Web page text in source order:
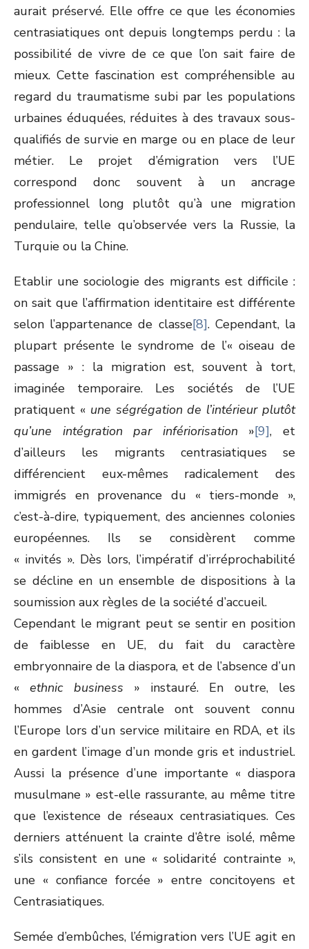
aurait préservé. Elle offre ce que les économies
centrasiatiques ont depuis longtemps perdu : la
possibilité de vivre de ce que l’on sait faire de
mieux. Cette fascination est compréhensible au
regard du traumatisme subi par les populations
urbaines éduquées, réduites à des travaux sous-
qualifiés de survie en marge ou en place de leur
métier. Le projet d’émigration vers l’UE
correspond donc souvent à un ancrage
professionnel long plutôt qu’à une migration
pendulaire, telle qu’observée vers la Russie, la
Turquie ou la Chine.
Etablir une sociologie des migrants est difficile :
on sait que l’affirmation identitaire est différente
selon l’appartenance de classe[8]. Cependant, la
plupart présente le syndrome de l’« oiseau de
passage » : la migration est, souvent à tort,
imaginée temporaire. Les sociétés de l’UE
pratiquent « une ségrégation de l’intérieur plutôt
qu’une intégration par infériorisation »[9], et
d’ailleurs les migrants centrasiatiques se
différencient eux-mêmes radicalement des
immigrés en provenance du « tiers-monde »,
c’est-à-dire, typiquement, des anciennes colonies
européennes. Ils se considèrent comme
« invités ». Dès lors, l’impératif d’irréprochabilité
se décline en un ensemble de dispositions à la
soumission aux règles de la société d’accueil.
Cependant le migrant peut se sentir en position
de faiblesse en UE, du fait du caractère
embryonnaire de la diaspora, et de l’absence d’un
«ethnic business » instauré. En outre, les
hommes d’Asie centrale ont souvent connu
l’Europe lors d’un service militaire en RDA, et ils
en gardent l’image d’un monde gris et industriel.
Aussi la présence d’une importante « diaspora
musulmane » est-elle rassurante, au même titre
que l’existence de réseaux centrasiatiques. Ces
derniers atténuent la crainte d’être isolé, même
s’ils consistent en une « solidarité contrainte »,
une « confiance forcée » entre concitoyens et
Centrasiatiques.
Semée d’embûches, l’émigration vers l’UE agit en